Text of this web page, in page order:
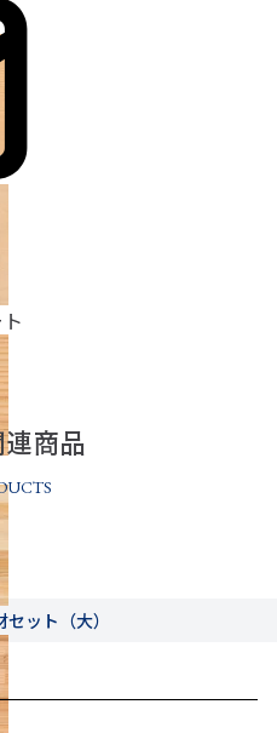
商品
セット（大）